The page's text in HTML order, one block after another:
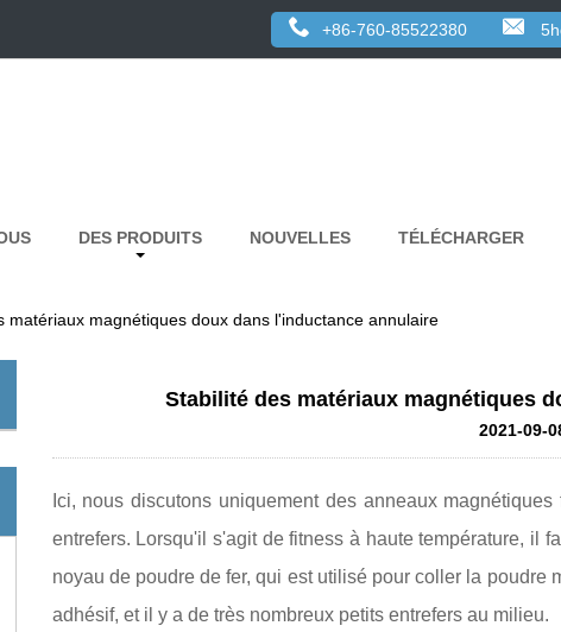
+86-760-85522380
DES PRODUITS NOUVELLES TÉLÉCHARGER
matériaux magnétiques doux dans l'inductance annulaire
Stabilité des matériaux magnétiques
2021-09-
Ici, nous discutons uniquement des anneaux
entrefers. Lorsqu'il s'agit de fitness à haute température, il
noyau de poudre de fer, qui est utilisé pour coller la poudre
adhésif, et il y a de très nombreux petits entrefers au milieu.